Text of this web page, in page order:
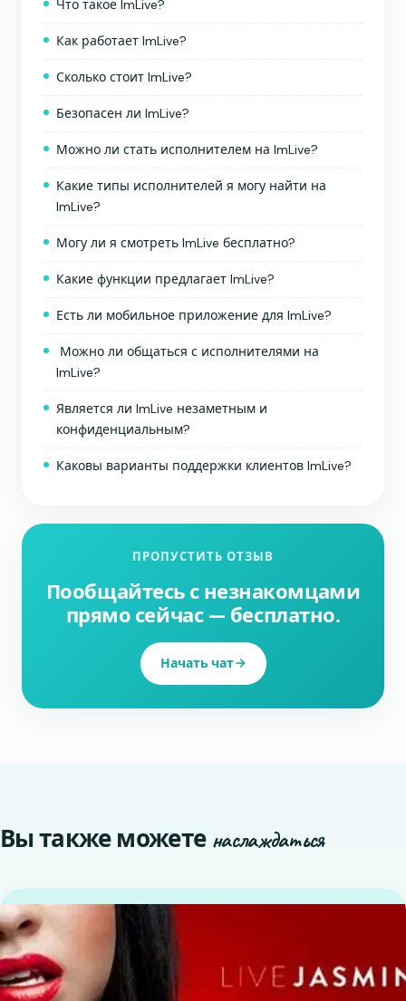
Что такое ImLive?
Как работает ImLive?
Сколько стоит ImLive?
Безопасен ли ImLive?
Можно ли стать исполнителем на ImLive?
Какие типы исполнителей я могу найти на
ImLive?
Могу ли я смотреть ImLive бесплатно?
Какие функции предлагает ImLive?
Есть ли мобильное приложение для ImLive?
Можно ли общаться с исполнителями на
ImLive?
Является ли ImLive незаметным и
конфиденциальным?
Каковы варианты поддержки клиентов ImLive?
ПРОПУСТИТЬ ОТЗЫВ
Пообщайтесь с незнакомцами
прямо сейчас — бесплатно.
Начать чат
Вы также можете наслаждаться